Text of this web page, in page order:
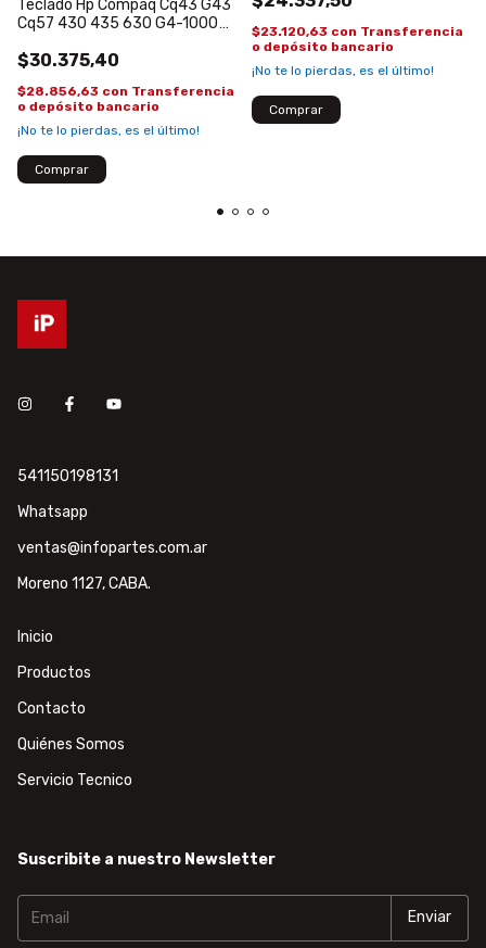
Teclado Hp Compaq Cq43 G43
Cq57 430 435 630 G4-1000
$30.375,40
$28.856,63 con Transferencia
o depósito bancario
¡No te lo pierdas, es el último!
$23.120,63 con Transferencia
o depósito bancario
¡No te lo pierdas, es el último!
541150198131
Whatsapp
ventas@infopartes.com.ar
Moreno 1127, CABA.
Inicio
Productos
Contacto
Quiénes Somos
Servicio Tecnico
Suscribite a nuestro Newsletter